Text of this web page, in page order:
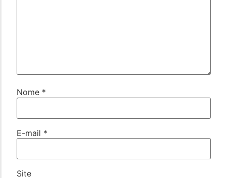
Nome *
E-mail *
Site